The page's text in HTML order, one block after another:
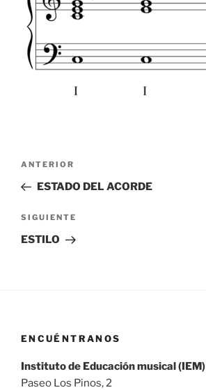
Navegación
entradas
Entrada
anterior:
ANTERIOR
ESTADO DEL ACORDE
Siguiente
entrada
SIGUIENTE
ESTILO
ENCUÉNTRANOS
Instituto de Educación musical (IEM)
Paseo Los Pinos, 2